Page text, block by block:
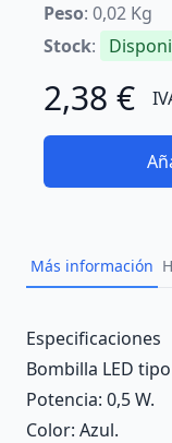
Peso: 0,02 Kg
Stock:
2,38 €
Más información
Description
Especificaciones
Bombilla LED
Potencia: 0,5 W.
Color: Azul.